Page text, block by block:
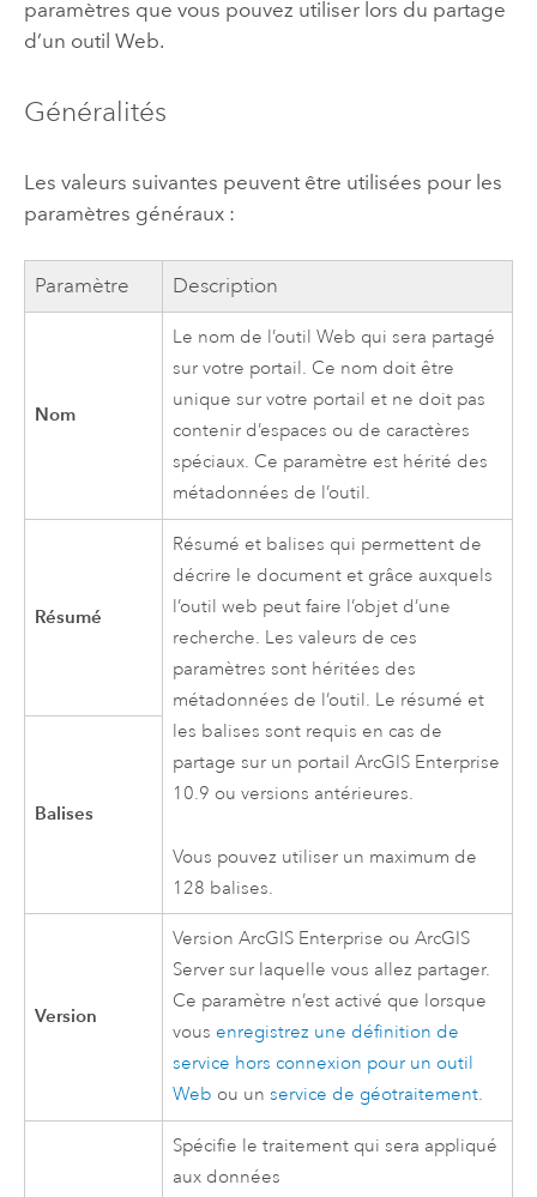
paramètres que vous pouvez utiliser lors du partage
d’un outil Web.
Généralités
Les valeurs suivantes peuvent être utilisées pour les
paramètres généraux :
Paramètre Description
Nom
Le nom de l’outil Web qui sera partagé
sur votre portail. Ce nom doit être
unique sur votre portail et ne doit pas
contenir d’espaces ou de caractères
spéciaux. Ce paramètre est hérité des
métadonnées de l’outil.
Résumé
Résumé et balises qui permettent de
décrire le document et grâce auxquels
l’outil web peut faire l’objet d’une
recherche. Les valeurs de ces
paramètres sont héritées des
métadonnées de l’outil. Le résumé et
les balises sont requis en cas de
partage sur un portailArcGIS Enterprise
10.9 ou versions antérieures.
Vous pouvez utiliser un maximum de
128 balises.
Balises
Version
VersionArcGIS Enterprise ouArcGIS
Server sur laquelle vous allez partager.
Ce paramètre n’est activé que lorsque
vous enregistrez une définition de
service hors connexion pour un outil
Web ou unservice de géotraitement.
Spécifie le traitement qui sera appliqué
aux données